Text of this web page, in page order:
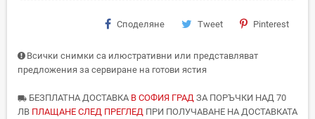
Споделяне Tweet Pinterest
Всички снимки са илюстративни или представляват
предложения за сервиране на готови ястия
local_shipping БЕЗПЛАТНА ДОСТАВКА В СОФИЯ ГРАД ЗА ПОРЪЧКИ НАД 70
ЛВ ПЛАЩАНЕ СЛЕД ПРЕГЛЕД ПРИ ПОЛУЧАВАНЕ НА ДОСТАВКАТА